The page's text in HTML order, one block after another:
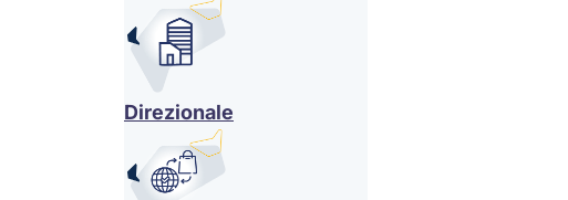
Direzionale